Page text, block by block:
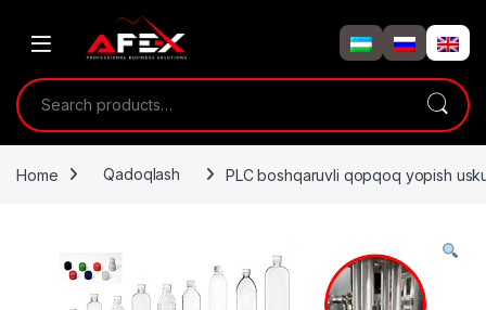
Search for:
Home Qadoqlash PLC boshqaruvli qopqoq yopish